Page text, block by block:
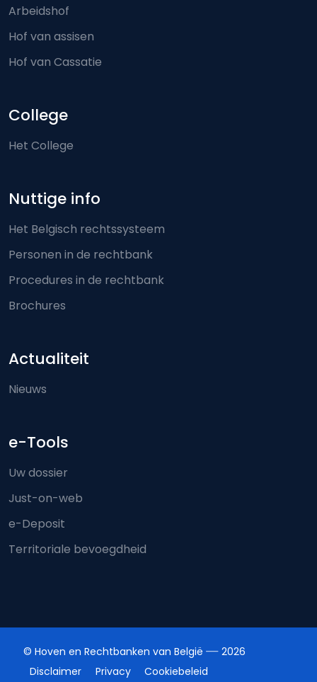
Arbeidshof
Hof van assisen
Hof van Cassatie
College
Het College
Nuttige info
Het Belgisch rechtssysteem
Personen in de rechtbank
Procedures in de rechtbank
Brochures
Actualiteit
Nieuws
e-Tools
Uw dossier
Just-on-web
e-Deposit
Territoriale bevoegdheid
© Hoven en Rechtbanken van België
2026
Disclaimer
Privacy Cookiebeleid